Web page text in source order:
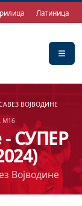
Латиница
СУПЕР
Војводине
ВОЈВОДИНЕ
М16